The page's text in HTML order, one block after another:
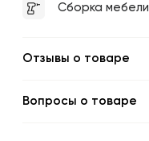
Сборка мебели
Отзывы о товаре
Вопросы о товаре